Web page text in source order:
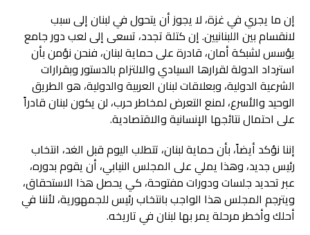
إن ما يجري في غزة، لا يجوز أن يتحول في لبنان إلى سبب
لانقسام بين اللبنانيين. إن كتلة تجدد، تسعى إلى لعب دور جامع
يؤسس لشبكة أمان، قادرة على حماية لبنان، فنحن نؤمن بأن
استرداد الدولة لقرارها السيادي والالتزام بالدستور وبقرارات
الشرعية الدولية، وبعلاقات لبنان العربية والدولية، هو الطريق
الوحيد والأسرع، لمنع التعرض لمخاطر حرب، لن يكون لبنان قادراً
على احتمال نتائجها الإنسانية والاقتصادية.
إننا نؤكد أيضاً، بأن حماية لبنان، تتطلب اليوم قبل الغد، انتخاب
رئيس جديد، وهذا يملي على المجلس النيابي، أن يقوم بدوره،
عبر تحديد جلسات ودورات مفتوحة، كي يحصل هذا الاستحقاق،
ويترجم المجلس هذا الواجب بانتخاب رئيس للجمهورية، لأننا في
أحلك وأخطر مرحلة يمر بها لبنان في تاريخه.